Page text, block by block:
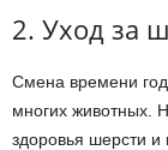
2. Уход за
Смена времени
многих животных.
здоровья шерсти и